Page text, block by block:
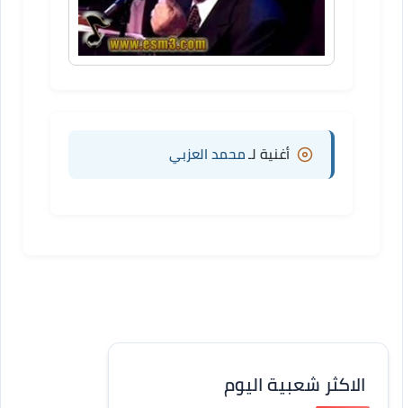
أغنية لـ محمد العزبي
الاكثر شعبية اليوم